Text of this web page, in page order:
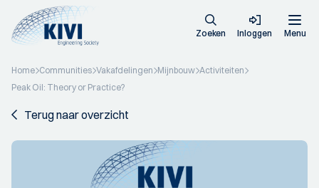
Zoeken Inloggen Menu
Home Communities Vakafdelingen Mijnbouw Activiteiten
Peak Oil: Theory or Practice?
Terug naar overzicht